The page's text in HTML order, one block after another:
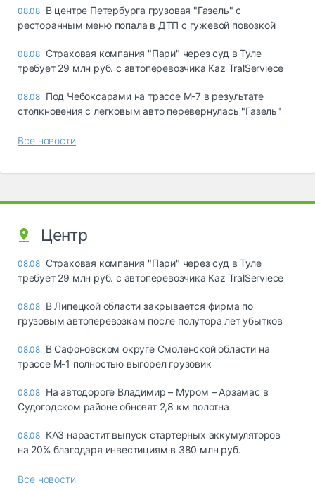
08.08 В центре Петербурга грузовая "Газель" с
ресторанным меню попала в ДТП с гужевой повозкой
08.08 Страховая компания "Пари" через суд в Туле
требует 29 млн руб. с автоперевозчика Kaz TralServiece
08.08 Под Чебоксарами на трассе М-7 в результате
столкновения с легковым авто перевернулась "Газель"
Все новости
Центр
08.08 Страховая компания "Пари" через суд в Туле
требует 29 млн руб. с автоперевозчика Kaz TralServiece
08.08 В Липецкой области закрывается фирма по
грузовым автоперевозкам после полутора лет убытков
08.08 В Сафоновском округе Смоленской области на
трассе М-1 полностью выгорел грузовик
08.08 На автодороге Владимир – Муром – Арзамас в
Судогодском районе обновят 2,8 км полотна
08.08 КАЗ нарастит выпуск стартерных аккумуляторов
на 20% благодаря инвестициям в 380 млн руб.
Все новости